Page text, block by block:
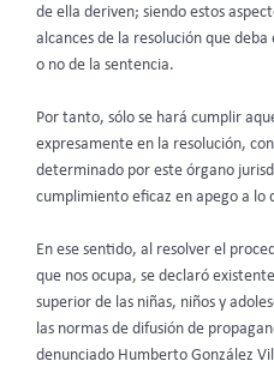
de ella deriven; siendo estos
alcances de la resolución que
o no de la sentencia.
Por tanto, sólo se hará cumplir
expresamente en la resolución,
determinado por este órgano
cumplimiento eficaz en apego a lo
En ese sentido, al resolver el
que nos ocupa, se declaró
superior de las niñas, niños y
las normas de difusión de
denunciado Humberto González